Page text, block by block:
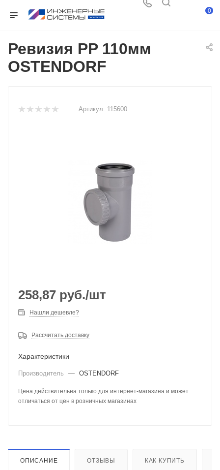
0
Ревизия PP 110мм
OSTENDORF
Артикул: 115600
258,87 руб./шт
Нашли дешевле?
Рассчитать доставку
Характеристики
Производитель — OSTENDORF
Цена действительна только для интернет-магазина и может
отличаться от цен в розничных магазинах
ОПИСАНИЕ ОТЗЫВЫ КАК КУПИТЬ